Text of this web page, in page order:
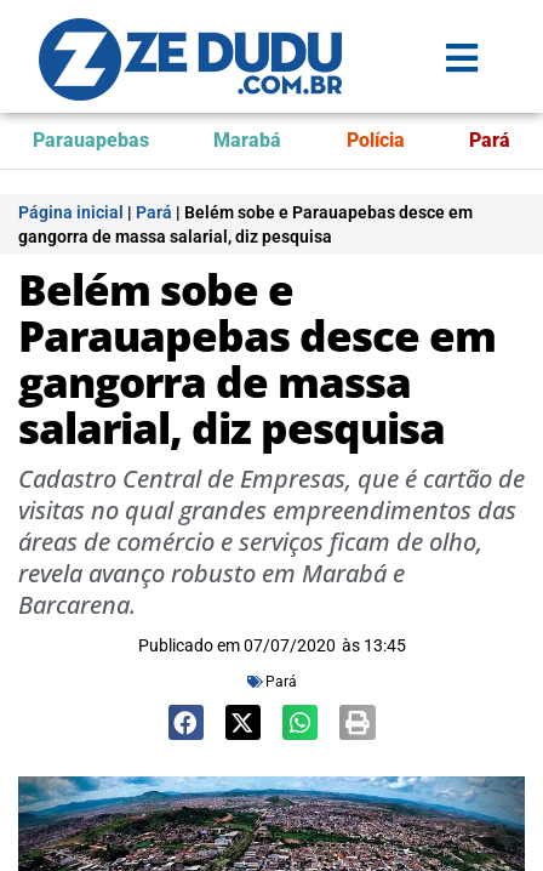
Parauapebas Marabá Polícia Pará
Página inicial | Pará | Belém sobe e Parauapebas desce em
gangorra de massa salarial, diz pesquisa
Belém sobe e
Parauapebas desce em
gangorra de massa
salarial, diz pesquisa
Cadastro Central de Empresas, que é cartão de
visitas no qual grandes empreendimentos das
áreas de comércio e serviços ficam de olho,
revela avanço robusto em Marabá e
Barcarena.
Publicado em 07/07/2020 às 13:45
Pará